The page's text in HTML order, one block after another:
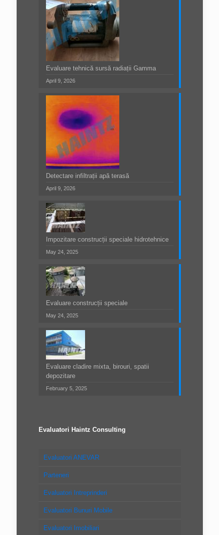
Evaluare tehnică sursă radiații Gamma
April 9, 2026
Detectare infiltrații apă terasă
April 9, 2026
Impozitare construcții speciale hidrotehnice
May 24, 2025
Evaluare construcții speciale
May 24, 2025
Evaluare cladire mixta, birouri, spatii
depozitare
February 5, 2025
Evaluatori Haintz Consulting
Evaluatori ANEVAR
Parteneri
Evaluatori Intreprinderi
Evaluatori Bunuri Mobile
Evaluatori Imobiliari